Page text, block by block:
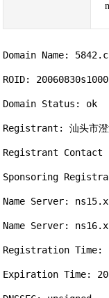
Domain Name:
ROID:
Domain Status: ok
Registrant: 汕头市澄
Registrant Contact
Sponsoring
Name Server:
Name Server:
Registration Time:
Expiration Time: